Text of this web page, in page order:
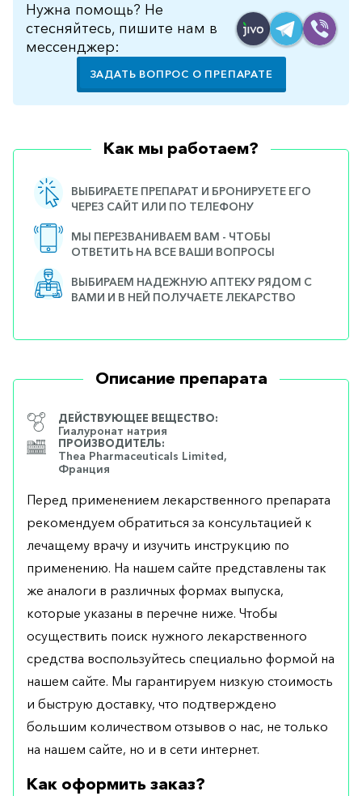
Нужна помощь? Не
стесняйтесь, пишите нам в
мессенджер:
ЗАДАТЬ ВОПРОС О ПРЕПАРАТЕ
Как мы работаем?
ВЫБИРАЕТЕ ПРЕПАРАТ И БРОНИРУЕТЕ ЕГО
ЧЕРЕЗ САЙТ ИЛИ ПО ТЕЛЕФОНУ
МЫ ПЕРЕЗВАНИВАЕМ ВАМ - ЧТОБЫ
ОТВЕТИТЬ НА ВСЕ ВАШИ ВОПРОСЫ
ВЫБИРАЕМ НАДЕЖНУЮ АПТЕКУ РЯДОМ С
ВАМИ И В НЕЙ ПОЛУЧАЕТЕ ЛЕКАРСТВО
Описание препарата
ДЕЙСТВУЮЩЕЕ ВЕЩЕСТВО:
Гиалуронат натрия
ПРОИЗВОДИТЕЛЬ:
Thea Pharmaceuticals Limited,
Франция
Перед применением лекарственного препарата
рекомендуем обратиться за консультацией к
лечащему врачу и изучить инструкцию по
применению. На нашем сайте представлены так
же аналоги в различных формах выпуска,
которые указаны в перечне ниже. Чтобы
осуществить поиск нужного лекарственного
средства воспользуйтесь специально формой на
нашем сайте. Мы гарантируем низкую стоимость
и быструю доставку, что подтверждено
большим количеством отзывов о нас, не только
на нашем сайте, но и в сети интернет.
Как оформить заказ?